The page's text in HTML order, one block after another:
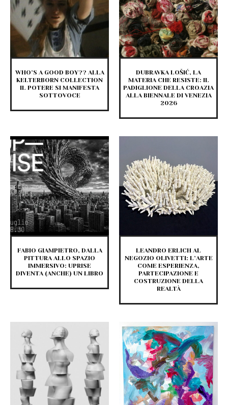
WHO’S A GOOD BOY?? ALLA
KELTERBORN COLLECTION
IL POTERE SI MANIFESTA
SOTTOVOCE
DUBRAVKA LOŠIĆ, LA
MATERIA CHE RESISTE: IL
PADIGLIONE DELLA CROAZIA
ALLA BIENNALE DI VENEZIA
2026
FABIO GIAMPIETRO, DALLA
PITTURA ALLO SPAZIO
IMMERSIVO: UPRISE
DIVENTA (ANCHE) UN LIBRO
LEANDRO ERLICH AL
NEGOZIO OLIVETTI: L’ARTE
COME ESPERIENZA,
PARTECIPAZIONE E
COSTRUZIONE DELLA
REALTÀ